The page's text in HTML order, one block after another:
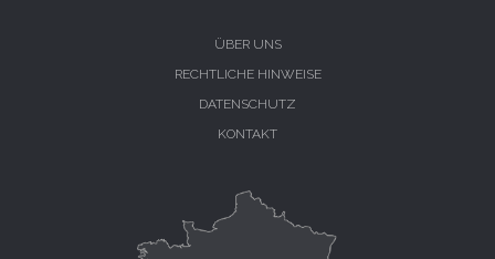
ÜBER UNS
RECHTLICHE HINWEISE
DATENSCHUTZ
KONTAKT